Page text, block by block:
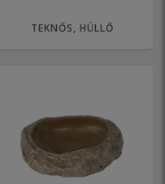
TEKNŐS, HÜLLŐ